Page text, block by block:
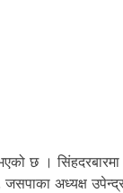
छ । सिंहदरबारमा
अध्यक्ष उपेन्द्र